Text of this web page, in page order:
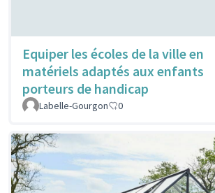
Equiper les écoles de la ville en
matériels adaptés aux enfants
porteurs de handicap
Labelle-Gourgon 0